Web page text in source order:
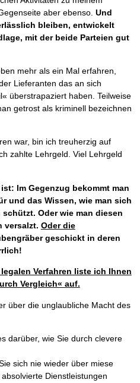
aber ebenso. Und
bleiben, entwickelt
mit der beide Parteien gut
mehr als ein Mal erfahren,
Lieferanten das an sich
überstrapaziert haben. Teilweise
getrost als kriminell bezeichnen
war, bin ich treuherzig auf
zahlte Lehrgeld. Viel Lehrgeld
Im Gegenzug bekommt man
und das Wissen, wie man sich
Oder wie man diesen
versalzt. Oder die
geschickt in deren
Verfahren liste ich Ihnen
Vergleich« auf.
über die unglaubliche Macht des
darüber, wie Sie durch clevere
sich nie wieder über miese
Dienstleistungen